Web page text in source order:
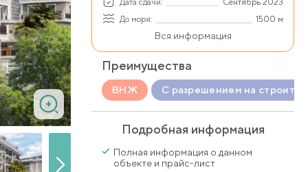
Дата сдачи:
Сентябрь 2023
До моря:
1500 м
Вся информация
Преимущества
ВНЖ С разрешением на
Подробная информация
Полная информация о данном
объекте и прайс-лист